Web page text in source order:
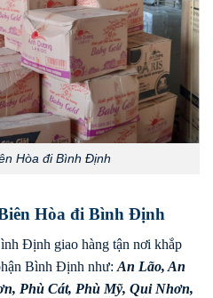
Hòa đi Bình Định
Hòa đi Bình Định
Định giao hàng tận nơi khắp
Bình Định như: An Lão, An
, Phù Cát, Phù Mỹ, Qui Nhơn,